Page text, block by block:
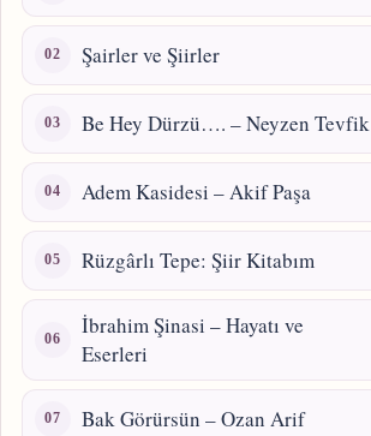
Şairler ve Şiirler
Be Hey Dürzü…. – Neyzen Tevfik
Adem Kasidesi – Akif Paşa
Rüzgârlı Tepe: Şiir Kitabım
İbrahim Şinasi – Hayatı ve
Eserleri
Bak Görürsün – Ozan Arif